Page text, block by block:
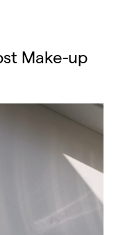
Make-up